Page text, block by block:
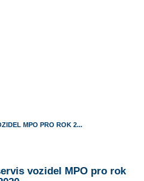
MPO PRO ROK 2...
vozidel MPO pro rok